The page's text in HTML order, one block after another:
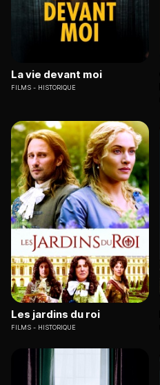
La vie devant moi
FILMS HISTORIQUE
Les jardins du roi
FILMS HISTORIQUE